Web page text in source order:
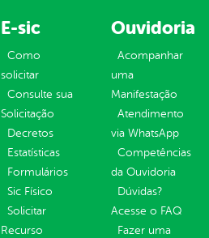
E-sic
Como
solicitar
Consulte sua
Solicitação
Decretos
Estatísticas
Formulários
Sic Físico
Solicitar
Recurso
Ouvidoria
Acompanhar
uma
Manifestação
Atendimento
via WhatsApp
Competências
da Ouvidoria
Dúvidas?
Acesse o FAQ
Fazer uma